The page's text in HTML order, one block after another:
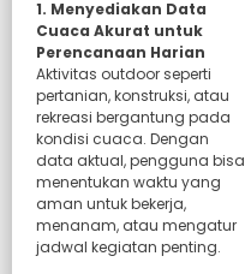
1. Menyediakan Data
Cuaca Akurat untuk
Perencanaan Harian
Aktivitas outdoor seperti
pertanian, konstruksi, atau
rekreasi bergantung pada
kondisi cuaca. Dengan
data aktual, pengguna bisa
menentukan waktu yang
aman untuk bekerja,
menanam, atau mengatur
jadwal kegiatan penting.